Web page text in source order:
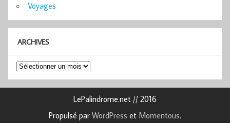
Voyages
ARCHIVES
Archives
LePalindrome.net // 2016
Propulsé par WordPress et Momentous.